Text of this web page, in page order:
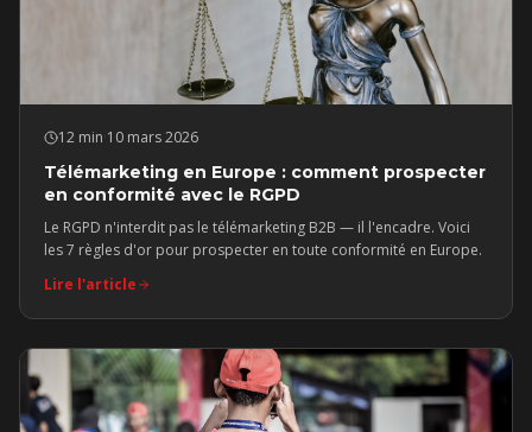
12 min 10 mars 2026
Télémarketing en Europe : comment prospecter
en conformité avec le RGPD
Le RGPD n'interdit pas le télémarketing B2B — il l'encadre. Voici
les 7 règles d'or pour prospecter en toute conformité en Europe.
Lire l'article